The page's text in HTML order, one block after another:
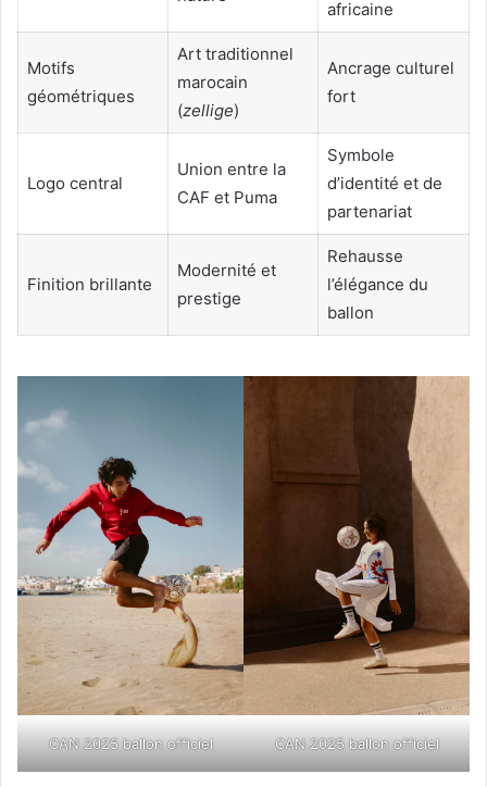
africaine
Motifs
géométriques
Art traditionnel
marocain
(zellige)
Ancrage culturel
fort
Logo central
Union entre la
CAF et Puma
Symbole
d’identité et de
partenariat
Finition brillante
Modernité et
prestige
Rehausse
l’élégance du
ballon
CAN 2025 ballon officiel CAN 2025 ballon officiel